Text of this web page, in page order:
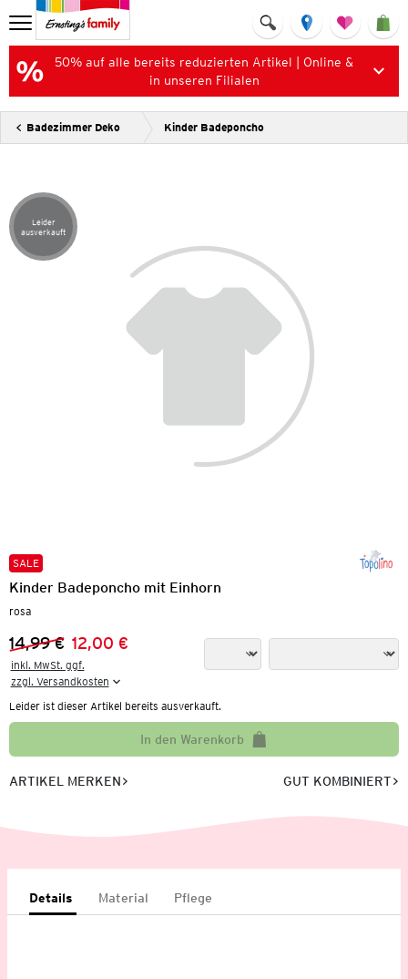
50% auf alle bereits reduzierten Artikel | Online &
in unseren Filialen
Badezimmer Deko Kinder Badeponcho
Artikel leider ausverkauft
Leider
ausverkauft
SALE
Kinder Badeponcho mit Einhorn
rosa
Vorheriger Preis:
14,99 €
Neuer Preis:
12,00 €
inkl. MwSt. ggf.
zzgl. Versandkosten
Leider ist dieser Artikel bereits ausverkauft.
In den Warenkorb
ARTIKEL MERKEN GUT KOMBINIERT
Details Material Pflege